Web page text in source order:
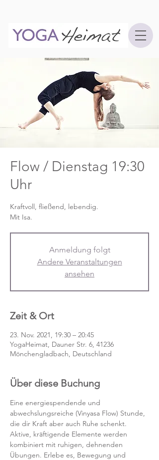
Flow / Dienstag 19:30
Uhr
Kraftvoll, fließend, lebendig.
Mit Isa.
Anmeldung folgt
Andere Veranstaltungen
ansehen
Zeit & Ort
23. Nov. 2021, 19:30 – 20:45
YogaHeimat, Dauner Str. 6, 41236
Mönchengladbach, Deutschland
Über diese Buchung
Eine energiespendende und
abwechslungsreiche (Vinyasa Flow) Stunde,
die dir Kraft aber auch Ruhe schenkt.
Aktive, kräftigende Elemente werden
kombiniert mit ruhigen, dehnenden
Übungen. Erlebe es, Bewegung und